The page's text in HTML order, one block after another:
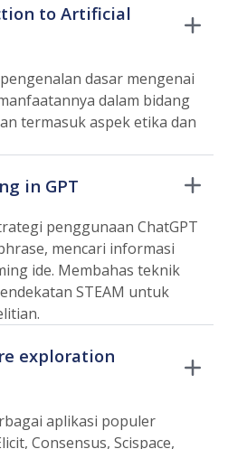
to Artificial
dasar mengenai
dalam bidang
termasuk aspek etika dan
in GPT
penggunaan ChatGPT
mencari informasi
ide. Membahas teknik
STEAM untuk
exploration
aplikasi populer
Consensus, Scispace,